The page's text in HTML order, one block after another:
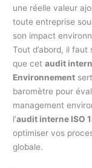
une réelle valeur
toute entreprise
son impact
Tout d’abord, il faut
que cetaudit
Environnement
baromètre pour
management
l’audit interne ISO
optimiser vos
globale.